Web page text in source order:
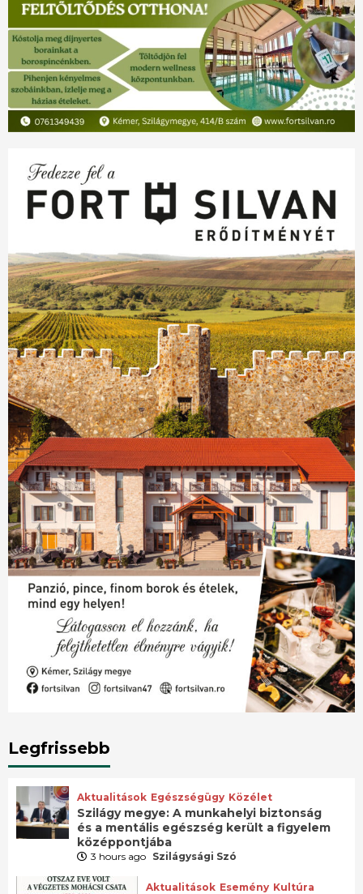
Legfrissebb
Aktualitások Egészségügy Közélet
Szilágy megye: A munkahelyi biztonság
és a mentális egészség került a figyelem
középpontjába
3 hours ago Szilágysági Szó
Aktualitások Esemény Kultúra